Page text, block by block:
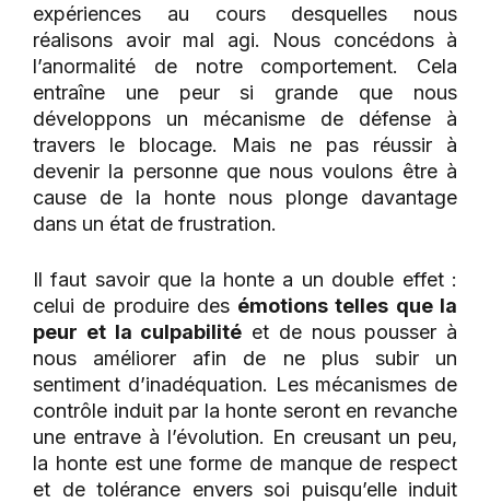
expériences au cours desquelles nous
réalisons avoir mal agi. Nous concédons à
l’anormalité de notre comportement. Cela
entraîne une peur si grande que nous
développons un mécanisme de défense à
travers le blocage. Mais ne pas réussir à
devenir la personne que nous voulons être à
cause de la honte nous plonge davantage
dans un état de frustration.
Il faut savoir que la honte a un double effet :
celui de produire des émotions telles que la
peur et la culpabilité et de nous pousser à
nous améliorer afin de ne plus subir un
sentiment d’inadéquation. Les mécanismes de
contrôle induit par la honte seront en revanche
une entrave à l’évolution. En creusant un peu,
la honte est une forme de manque de respect
et de tolérance envers soi puisqu’elle induit